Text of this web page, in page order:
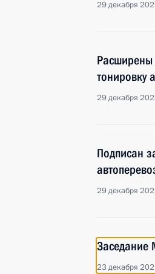
29 декабря
Расширены
тонировку
29 декабря
Подписан
29 декабря
Заседание
23 декабря